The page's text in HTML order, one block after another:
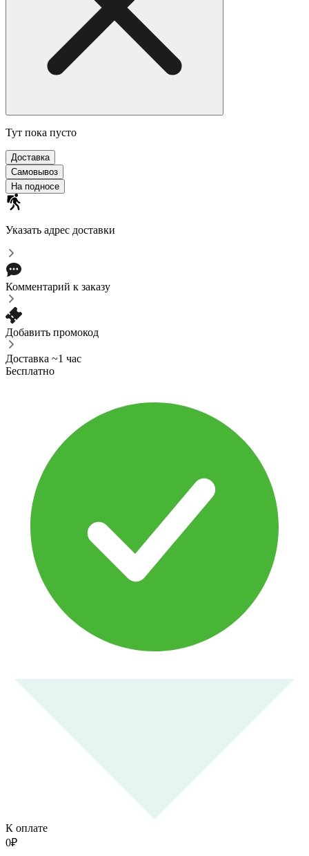
Тут пока пусто
Доставка
Самовывоз
На подносе
Указать адрес доставки
Комментарий к заказу
Добавить промокод
Доставка ~1 час
Бесплатно
К оплате
0₽